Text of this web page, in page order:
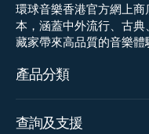
環球音樂香港官方網上
本，涵蓋中外流行、古
藏家帶來高品質的音樂體
產品分類
查詢及支援